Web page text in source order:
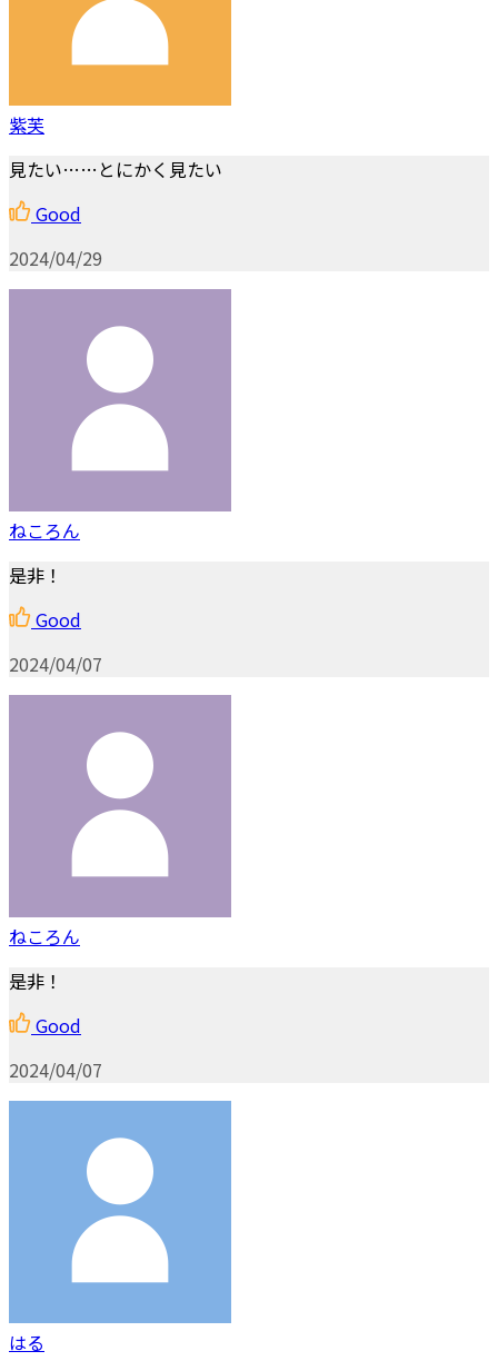
紫芙
見たい……とにかく見たい
Good
2024/04/29
ねころん
是非！
Good
2024/04/07
ねころん
是非！
Good
2024/04/07
はる